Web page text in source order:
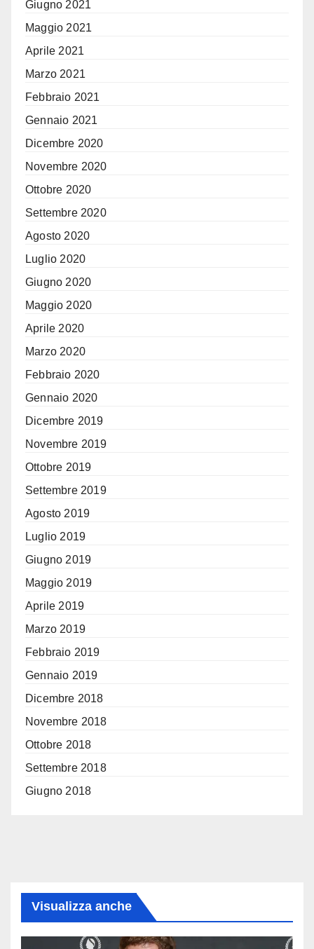
Giugno 2021
Maggio 2021
Aprile 2021
Marzo 2021
Febbraio 2021
Gennaio 2021
Dicembre 2020
Novembre 2020
Ottobre 2020
Settembre 2020
Agosto 2020
Luglio 2020
Giugno 2020
Maggio 2020
Aprile 2020
Marzo 2020
Febbraio 2020
Gennaio 2020
Dicembre 2019
Novembre 2019
Ottobre 2019
Settembre 2019
Agosto 2019
Luglio 2019
Giugno 2019
Maggio 2019
Aprile 2019
Marzo 2019
Febbraio 2019
Gennaio 2019
Dicembre 2018
Novembre 2018
Ottobre 2018
Settembre 2018
Giugno 2018
Visualizza anche